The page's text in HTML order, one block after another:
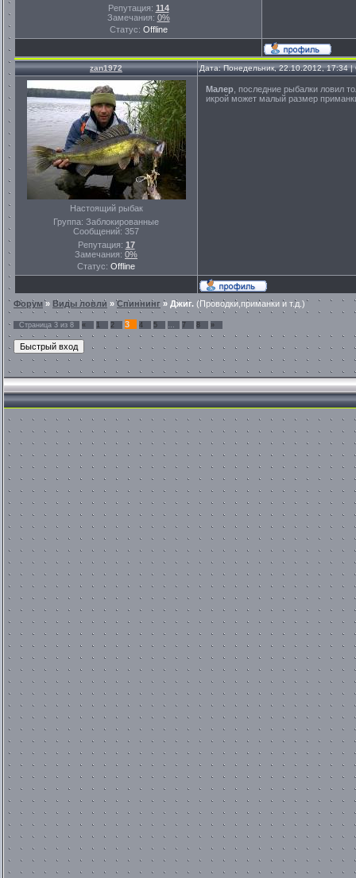
Репутация: 114
Замечания: 0%
Статус: Offline
zan1972 Дата: Понедельник, 22.10.2012, 17:34
Настоящий рыбак
Группа: Заблокированные
Сообщений: 357
Репутация: 17
Замечания: 0%
Статус: Offline
Малер , последние рыбалки ловил
икрой может малый размер
Форум» Виды ловли »Спиннинг » Джиг. (Проводки,приманки и т.д.)
Страница 3 из 8 « 1 2 3 4 5 … 7 8 »